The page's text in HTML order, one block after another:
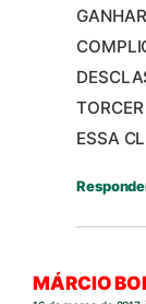
ESSA
MÁRCIO